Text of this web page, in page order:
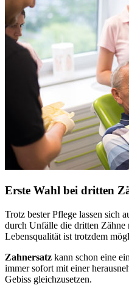
Erste Wahl bei dritten
Trotz bester Pflege lassen sich
durch Unfälle die dritten Zähne
Lebensqualität ist trotzdem
Zahnersatz kann schon eine
immer sofort mit einer
Gebiss gleichzusetzen.